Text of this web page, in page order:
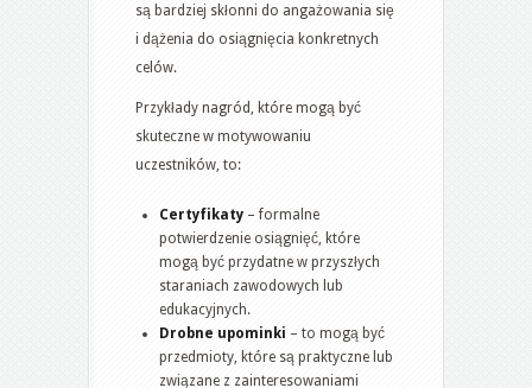
są bardziej skłonni do angażowania się
i dążenia do osiągnięcia konkretnych
celów.
Przykłady nagród, które mogą być
skuteczne w motywowaniu
uczestników, to:
Certyfikaty – formalne
potwierdzenie osiągnięć, które
mogą być przydatne w przyszłych
staraniach zawodowych lub
edukacyjnych.
Drobne upominki – to mogą być
przedmioty, które są praktyczne lub
związane z zainteresowaniami